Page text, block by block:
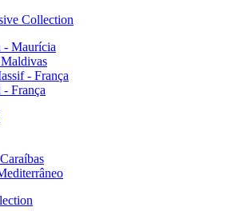
Collection
- Maurícia
- França
França